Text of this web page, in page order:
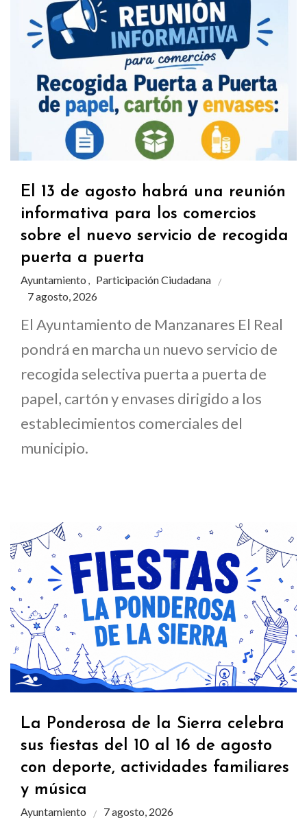
El 13 de agosto habrá una reunión
informativa para los comercios
sobre el nuevo servicio de recogida
puerta a puerta
Ayuntamiento , Participación Ciudadana
7 agosto, 2026
El Ayuntamiento de Manzanares El Real
pondrá en marcha un nuevo servicio de
recogida selectiva puerta a puerta de
papel, cartón y envases dirigido a los
establecimientos comerciales del
municipio.
La Ponderosa de la Sierra celebra
sus fiestas del 10 al 16 de agosto
con deporte, actividades familiares
y música
Ayuntamiento 7 agosto, 2026